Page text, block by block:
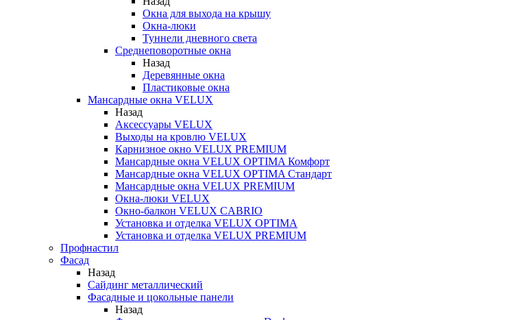
Окна для выхода на крышу
Окна-люки
Туннели дневного света
Среднеповоротные окна
Назад
Деревянные окна
Пластиковые окна
Мансардные окна VELUX
Назад
Аксессуары VELUX
Выходы на кровлю VELUX
Карнизное окно VELUX PREMIUM
Мансардные окна VELUX OPTIMA Комфорт
Мансардные окна VELUX OPTIMA Стандарт
Мансардные окна VELUX PREMIUM
Окна-люки VELUX
Окно-балкон VELUX CABRIO
Установка и отделка VELUX OPTIMA
Установка и отделка VELUX PREMIUM
Профнастил
Фасад
Назад
Сайдинг металлический
Фасадные и цокольные панели
Назад